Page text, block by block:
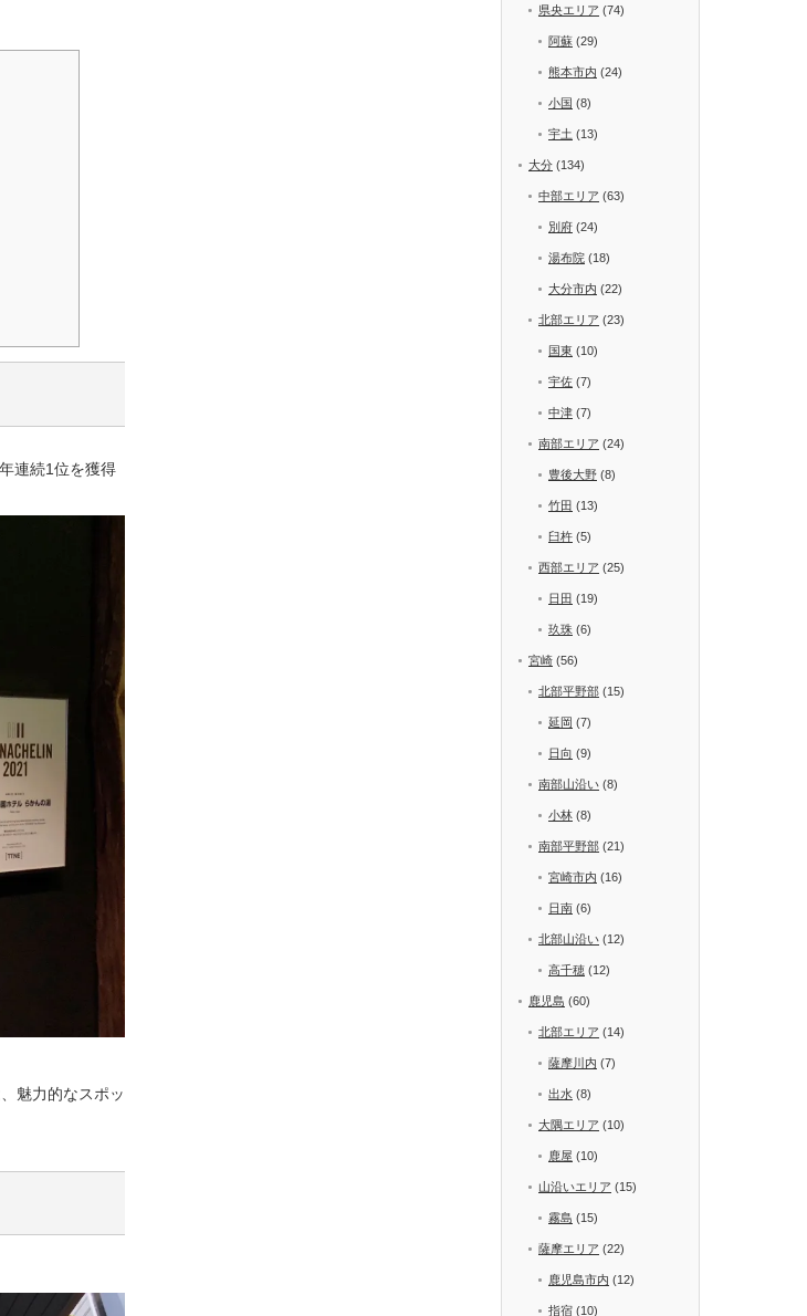
連続1位を獲得
魅力的なスポッ
県央エリア (74)
阿蘇 (29)
熊本市内 (24)
小国 (8)
宇土 (13)
大分 (134)
中部エリア (63)
別府 (24)
湯布院 (18)
大分市内 (22)
北部エリア (23)
国東 (10)
宇佐 (7)
中津 (7)
南部エリア (24)
豊後大野 (8)
竹田 (13)
臼杵 (5)
西部エリア (25)
日田 (19)
玖珠 (6)
宮崎 (56)
北部平野部 (15)
延岡 (7)
日向 (9)
南部山沿い (8)
小林 (8)
南部平野部 (21)
宮崎市内 (16)
日南 (6)
北部山沿い (12)
高千穂 (12)
鹿児島 (60)
北部エリア (14)
薩摩川内 (7)
出水 (8)
大隅エリア (10)
鹿屋 (10)
山沿いエリア (15)
霧島 (15)
薩摩エリア (22)
鹿児島市内 (12)
指宿 (10)